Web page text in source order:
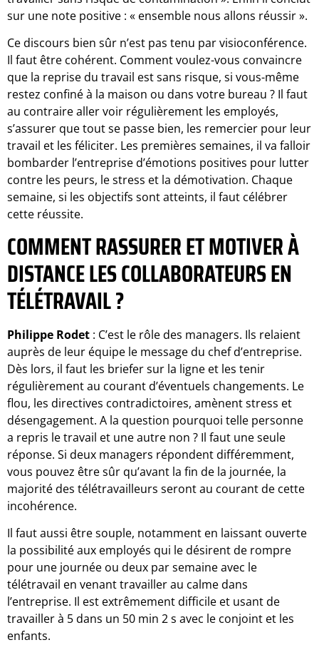
sur une note positive : « ensemble nous allons réussir ».
Ce discours bien sûr n’est pas tenu par visioconférence.
Il faut être cohérent. Comment voulez-vous convaincre
que la reprise du travail est sans risque, si vous-même
restez confiné à la maison ou dans votre bureau ? Il faut
au contraire aller voir régulièrement les employés,
s’assurer que tout se passe bien, les remercier pour leur
travail et les féliciter. Les premières semaines, il va falloir
bombarder l’entreprise d’émotions positives pour lutter
contre les peurs, le stress et la démotivation. Chaque
semaine, si les objectifs sont atteints, il faut célébrer
cette réussite.
COMMENTRASSURER ET MOTIVER À
DISTANCE LES COLLABORATEURS EN
TÉLÉTRAVAIL ?
Philippe Rodet : C’est le rôle des managers. Ils relaient
auprès de leur équipe le message du chef d’entreprise.
Dès lors, il faut les briefer sur la ligne et les tenir
régulièrement au courant d’éventuels changements. Le
flou, les directives contradictoires, amènent stress et
désengagement. A la question pourquoi telle personne
a repris le travail et une autre non ? Il faut une seule
réponse. Si deux managers répondent différemment,
vous pouvez être sûr qu’avant la fin de la journée, la
majorité des télétravailleurs seront au courant de cette
incohérence.
Il faut aussi être souple, notamment en laissant ouverte
la possibilité aux employés qui le désirent de rompre
pour une journée ou deux par semaine avec le
télétravail en venant travailler au calme dans
l’entreprise. Il est extrêmement difficile et usant de
travailler à 5 dans un 50 min 2 s avec le conjoint et les
enfants.